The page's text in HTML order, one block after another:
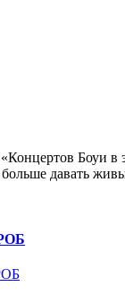
Боуи в
давать